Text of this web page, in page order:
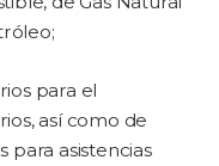
para el
así como de
para asistencias